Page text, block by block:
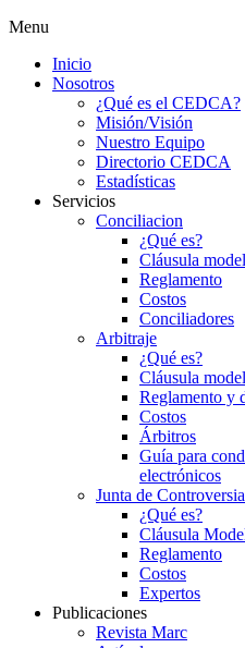
Menu
Inicio
Nosotros
¿Qué es el CEDCA?
Misión/Visión
Nuestro Equipo
Directorio CEDCA
Estadísticas
Servicios
Conciliacion
¿Qué es?
Cláusula
Reglamento
Costos
Conciliadores
Arbitraje
¿Qué es?
Cláusula
Reglamento y
Costos
Árbitros
Guía para
electrónicos
Junta de
¿Qué es?
Cláusula
Reglamento
Costos
Expertos
Publicaciones
Revista Marc